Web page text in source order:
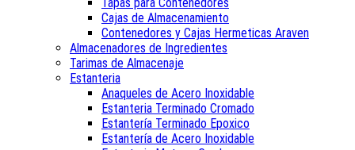
Cajas de Almacenamiento
Contenedores y Cajas Hermeticas Araven
Almacenadores de Ingredientes
Tarimas de Almacenaje
Estanteria
Anaqueles de Acero Inoxidable
Estanteria Terminado Cromado
Estantería Terminado Epoxico
Estantería de Acero Inoxidable